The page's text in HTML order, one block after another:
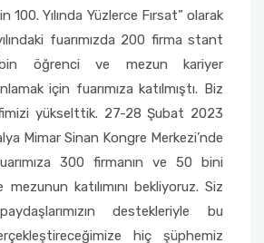
100. Yılında Yüzlerce Fırsat” olarak
fuarımızda 200 firma stant
öğrenci ve mezun kariyer
için fuarımıza katılmıştı. Biz
yükselttik. 27-28 Şubat 2023
Mimar Sinan Kongre Merkezi’nde
300 firmanın ve 50 bini
katılımını bekliyoruz. Siz
destekleriyle bu
hiç şüphemiz